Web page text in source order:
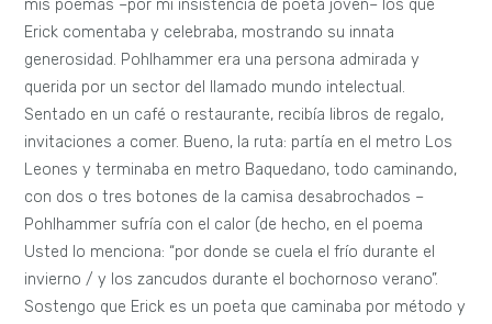
mis poemas –por mi insistencia de poeta joven– los que
Erick comentaba y celebraba, mostrando su innata
generosidad. Pohlhammer era una persona admirada y
querida por un sector del llamado mundo intelectual.
Sentado en un café o restaurante, recibía libros de regalo,
invitaciones a comer. Bueno, la ruta: partía en el metro Los
Leones y terminaba en metro Baquedano, todo caminando,
con dos o tres botones de la camisa desabrochados –
Pohlhammer sufría con el calor (de hecho, en el poema
Usted lo menciona: “por donde se cuela el frío durante el
invierno / y los zancudos durante el bochornoso verano”.
Sostengo que Erick es un poeta que caminaba por método y